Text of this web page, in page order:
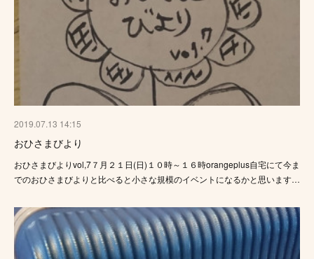
2019.07.13 14:15
おひさまびより
おひさまびよりvol,7７月２１日(日)１０時～１６時orangeplus自宅にて今ま
でのおひさまびよりと比べると小さな規模のイベントになるかと思います…